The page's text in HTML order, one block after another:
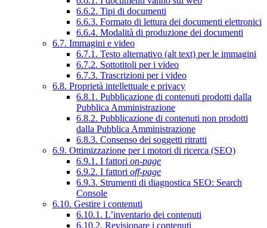
6.6.2. Tipi di documenti
6.6.3. Formato di lettura dei documenti elettronici
6.6.4. Modalità di produzione dei documenti
6.7. Immagini e video
6.7.1. Testo alternativo (alt text) per le immagini
6.7.2. Sottotitoli per i video
6.7.3. Trascrizioni per i video
6.8. Proprietà intellettuale e privacy
6.8.1. Pubblicazione di contenuti prodotti dalla
Pubblica Amministrazione
6.8.2. Pubblicazione di contenuti non prodotti
dalla Pubblica Amministrazione
6.8.3. Consenso dei soggetti ritratti
6.9. Ottimizzazione per i motori di ricerca (SEO)
6.9.1. I fattori on-page
6.9.2. I fattori off-page
6.9.3. Strumenti di diagnostica SEO: Search
Console
6.10. Gestire i contenuti
6.10.1. L’inventario dei contenuti
6.10.2. Revisionare i contenuti